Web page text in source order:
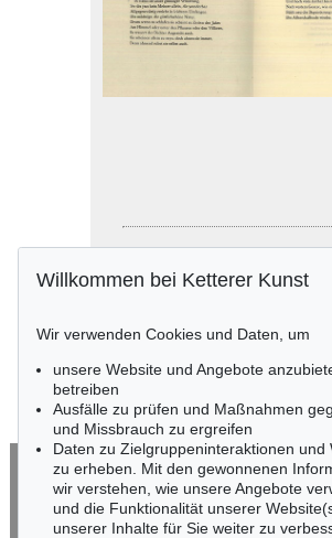
Friedrich Hölderlin
Ergebnis:
€ 84
MÜNCHEN
Hauptsitz
Willkommen bei Ketterer Kunst
Wir verwenden Cookies und Daten, um
unsere Website und Angebote
betreiben
Ausfälle zu prüfen und Maßnahmen
und Missbrauch zu ergreifen
Daten zu Zielgruppeninteraktionen und
zu erheben. Mit den gewonnenen
wir verstehen, wie unsere Angebote
und die Funktionalität unserer
unserer Inhalte für Sie weiter zu